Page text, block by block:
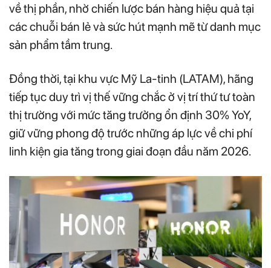
về thị phần, nhờ chiến lược bán hàng hiệu quả tại
các chuỗi bán lẻ và sức hút mạnh mẽ từ danh mục
sản phẩm tầm trung.
Đồng thời, tại khu vực Mỹ La-tinh (LATAM), hãng
tiếp tục duy trì vị thế vững chắc ở vị trí thứ tư toàn
thị trường với mức tăng trưởng ổn định 30% YoY,
giữ vững phong độ trước những áp lực về chi phí
linh kiện gia tăng trong giai đoạn đầu năm 2026.